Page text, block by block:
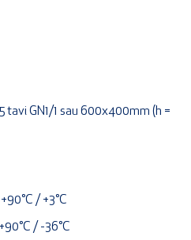
5 tavi GN1/1 sau 600x400mm (h =
/ +3°C
/ -36°C